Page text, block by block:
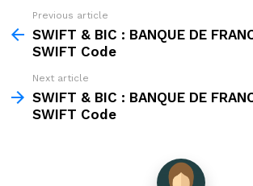
more
Previous article
SWIFT & BIC : BANQUE DE
SWIFT Code
Next article
SWIFT & BIC : BANQUE DE
SWIFT Code